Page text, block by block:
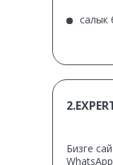
Бизге
салык